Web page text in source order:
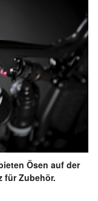
Ösen auf der
für Zubehör.